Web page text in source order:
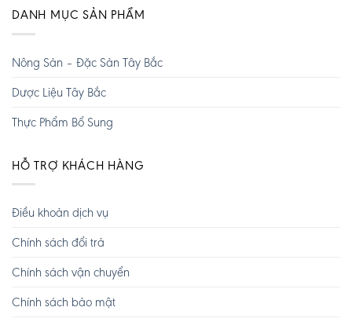
DANH MỤC SẢN PHẨM
Nông Sản – Đặc Sản Tây Bắc
Dược Liệu Tây Bắc
Thực Phẩm Bổ Sung
HỖ TRỢ KHÁCH HÀNG
Điều khoản dịch vụ
Chính sách đổi trả
Chính sách vận chuyển
Chính sách bảo mật